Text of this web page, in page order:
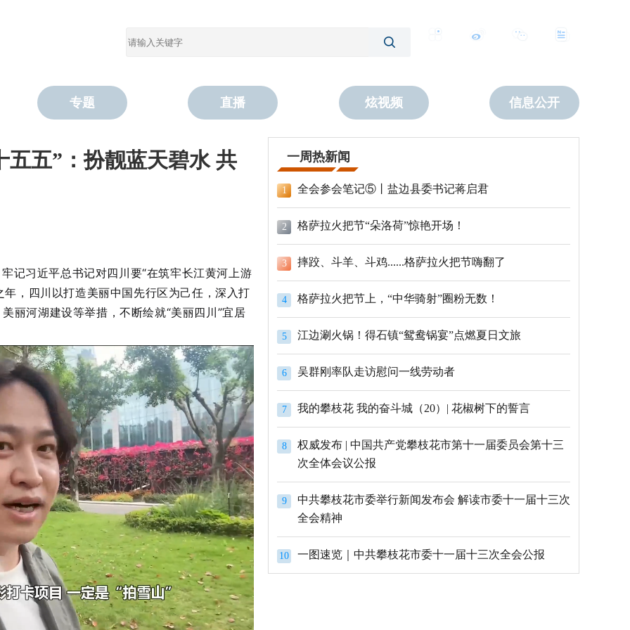
专题 直播 炫视频 信息公开
五五”：扮靓蓝天碧水 共
记习近平总书记对四川要“在筑牢长江黄河上游
，四川以打造美丽中国先行区为己任，深入打
丽河湖建设等举措，不断绘就“美丽四川”宜居
一周热新闻
1 全会参会笔记⑤丨盐边县委书记蒋启君
2 格萨拉火把节“朵洛荷”惊艳开场！
3 摔跤、斗羊、斗鸡......格萨拉火把节嗨翻了
4 格萨拉火把节上，“中华骑射”圈粉无数！
5 江边涮火锅！得石镇“鸳鸯锅宴”点燃夏日文旅
6 吴群刚率队走访慰问一线劳动者
7 我的攀枝花 我的奋斗城（20）| 花椒树下的誓言
8
权威发布 | 中国共产党攀枝花市第十一届委员会第十三
次全体会议公报
9
中共攀枝花市委举行新闻发布会 解读市委十一届十三次
全会精神
10 一图速览｜中共攀枝花市委十一届十三次全会公报